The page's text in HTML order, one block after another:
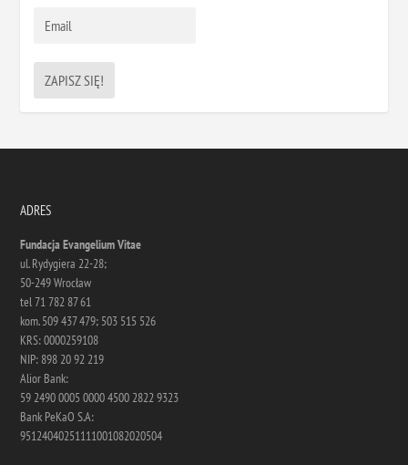
ADRES
Fundacja Evangelium Vitae
ul. Rydygiera 22-28;
50-249 Wrocław
tel 71 782 87 61
kom. 509 437 479; 503 515 526
KRS: 0000259108
NIP: 898 20 92 219
Alior Bank:
59 2490 0005 0000 4500 2822 9323
Bank PeKaO S.A:
95124040251111001082020504